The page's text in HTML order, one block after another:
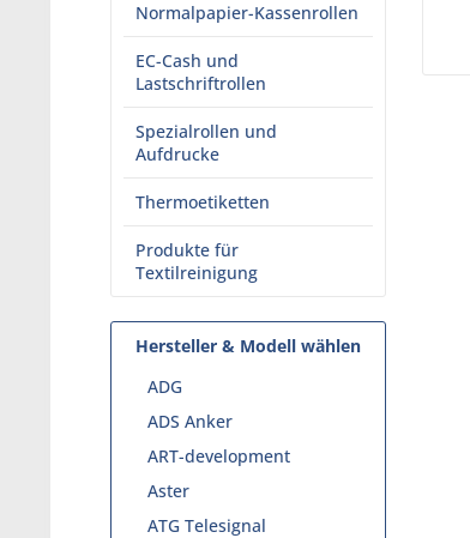
Normalpapier-Kassenrollen
EC-Cash und
Lastschriftrollen
Spezialrollen und
Aufdrucke
Thermoetiketten
Produkte für
Textilreinigung
Hersteller & Modell wählen
ADG
ADS Anker
ART-development
Aster
ATG Telesignal